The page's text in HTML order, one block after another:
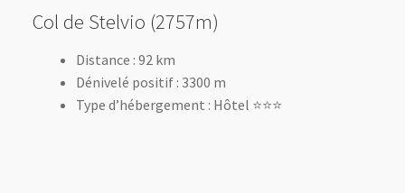
Col de Stelvio (2757m)
Distance : 92 km
Dénivelé positif : 3300 m
Type d’hébergement : Hôtel ⭐️⭐️⭐️